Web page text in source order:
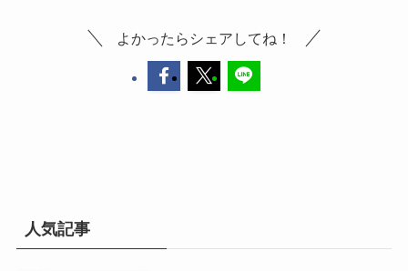
よかったらシェアしてね！
人気記事